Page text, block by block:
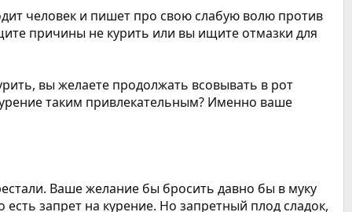
человек и пишет про свою слабую волю против
причины не курить или вы ищите отмазки для
вы желаете продолжать всовывать в рот
таким привлекательным? Именно ваше
Ваше желание бы бросить давно бы в муку
запрет на курение. Но запретный плод сладок,